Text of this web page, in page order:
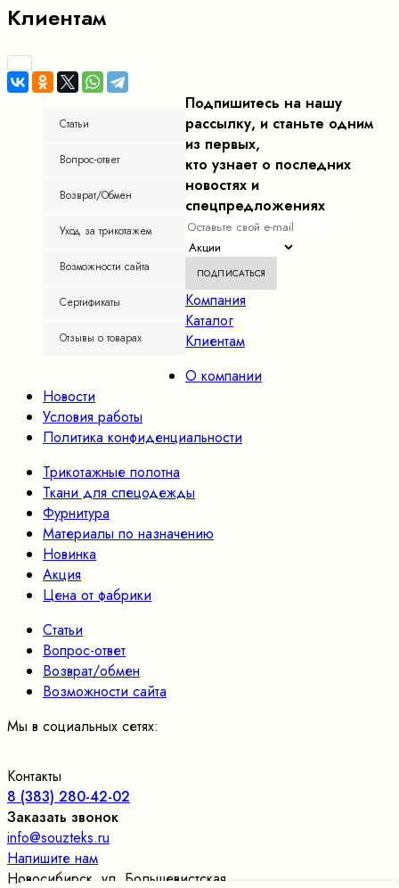
Клиентам
Статьи
Вопрос-ответ
Возврат/Обмен
Уход за трикотажем
Возможности сайта
Сертификаты
Отзывы о товарах
Подпишитесь на нашу
рассылку, и станьте одним
из первых,
кто узнает о последних
новостях и
спецпредложениях
Компания
Каталог
Клиентам
О компании
Новости
Условия работы
Политика конфиденциальности
Трикотажные полотна
Ткани для спецодежды
Фурнитура
Материалы по назначению
Новинка
Акция
Цена от фабрики
Статьи
Вопрос-ответ
Возврат/обмен
Возможности сайта
Мы в социальных сетях:
Контакты
8 (383) 280-42-02
Заказать звонок
info@souzteks.ru
Напишите нам
Новосибирск ул. Большевистская,